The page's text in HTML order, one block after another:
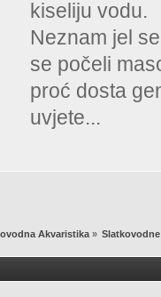
kiseliju vodu.
Neznam jel
se počeli
proć dosta
uvjete...
Akvaristika»